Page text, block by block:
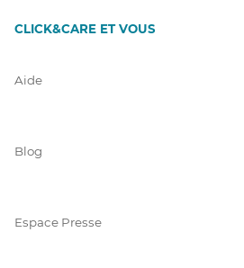
CLICK&CARE ET VOUS
Aide
Blog
Espace Presse